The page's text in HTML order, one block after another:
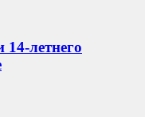
летнего